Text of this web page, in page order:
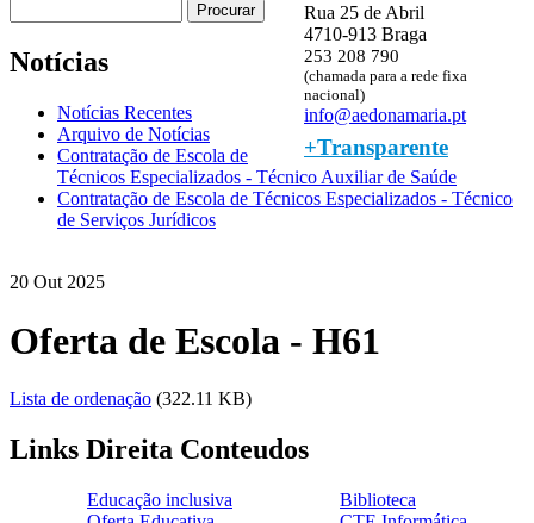
Rua 25 de Abril
4710-913 Braga
253 208 790
(chamada para a rede fixa
nacional)
info@aedonamaria.pt
+Transparente
Notícias
Notícias Recentes
Arquivo de Notícias
Contratação de Escola de
Técnicos Especializados - Técnico Auxiliar de Saúde
Contratação de Escola de Técnicos Especializados - Técnico
de Serviços Jurídicos
20 Out 2025
Oferta de Escola - H61
Lista de ordenação (322.11 KB)
Links Direita Conteudos
Educação inclusiva Biblioteca